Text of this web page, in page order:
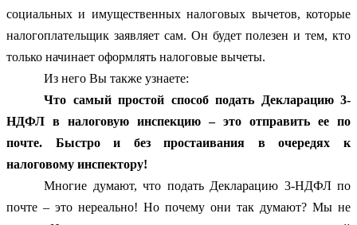
социальных и имущественных налоговых вычетов, которые
налогоплательщик заявляет сам. Он будет полезен и тем, кто
только начинает оформлять налоговые вычеты.
Из него Вы также узнаете:
Что самый простой способ подать Декларацию 3-
НДФЛ в налоговую инспекцию – это отправить ее по
почте. Быстро и без простаивания в очередях к
налоговому инспектору!
Многие думают, что подать Декларацию 3-НДФЛ по
почте – это нереально! Но почему они так думают? Мы не